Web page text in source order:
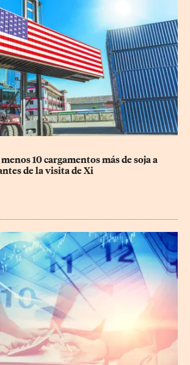
10 cargamentos más de soja a
de la visita de Xi